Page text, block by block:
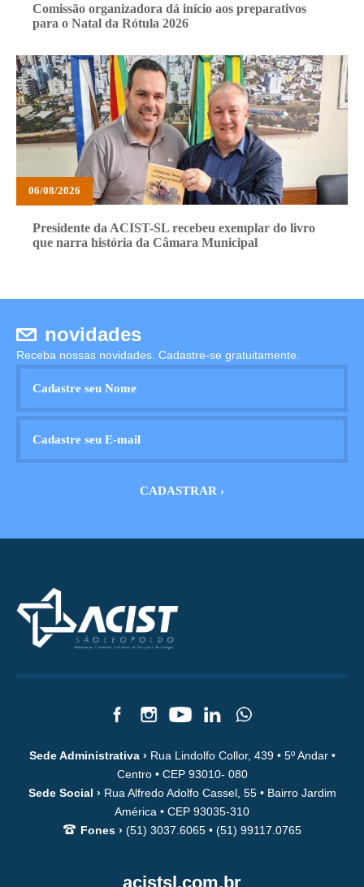
Comissão organizadora dá início aos preparativos
para o Natal da Rótula 2026
06/08/2026
Presidente da ACIST-SL recebeu exemplar do livro
que narra história da Câmara Municipal
novidades
Receba nossas novidades. Cadastre-se gratuitamente.
Sede Administrativa › Rua Lindolfo Collor, 439 • 5º Andar •
Centro • CEP 93010- 080
Sede Social › Rua Alfredo Adolfo Cassel, 55 • Bairro Jardim
América • CEP 93035-310
Fones › (51) 3037.6065 • (51) 99117.0765
acistsl.com.br